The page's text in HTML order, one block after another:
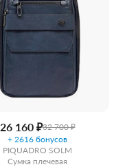
26 160 ₽32 700 ₽
+ 2616 бонусов
PIQUADRO SOLM
Сумка плечевая